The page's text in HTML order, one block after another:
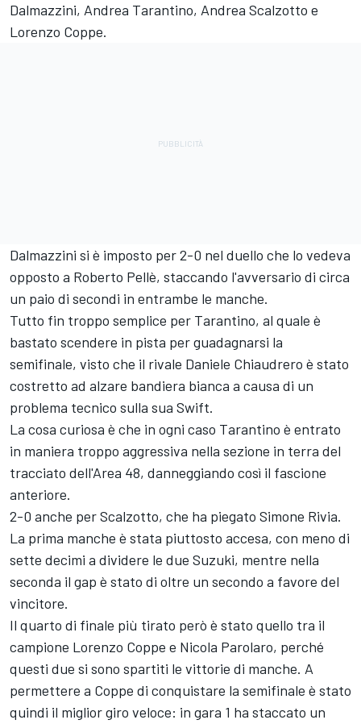
Dalmazzini, Andrea Tarantino, Andrea Scalzotto e
Lorenzo Coppe.
Dalmazzini si è imposto per 2-0 nel duello che lo vedeva
opposto a Roberto Pellè, staccando l'avversario di circa
un paio di secondi in entrambe le manche.
Tutto fin troppo semplice per Tarantino, al quale è
bastato scendere in pista per guadagnarsi la
semifinale, visto che il rivale Daniele Chiaudrero è stato
costretto ad alzare bandiera bianca a causa di un
problema tecnico sulla sua Swift.
La cosa curiosa è che in ogni caso Tarantino è entrato
in maniera troppo aggressiva nella sezione in terra del
tracciato dell'Area 48, danneggiando così il fascione
anteriore.
2-0 anche per Scalzotto, che ha piegato Simone Rivia.
La prima manche è stata piuttosto accesa, con meno di
sette decimi a dividere le due Suzuki, mentre nella
seconda il gap è stato di oltre un secondo a favore del
vincitore.
Il quarto di finale più tirato però è stato quello tra il
campione Lorenzo Coppe e Nicola Parolaro, perché
questi due si sono spartiti le vittorie di manche. A
permettere a Coppe di conquistare la semifinale è stato
quindi il miglior giro veloce: in gara 1 ha staccato un